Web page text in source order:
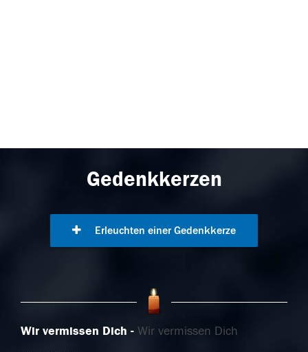
Gedenkkerzen
Erleuchten einer Gedenkkerze
Wir vermissen Dich Wir vermissen Dich